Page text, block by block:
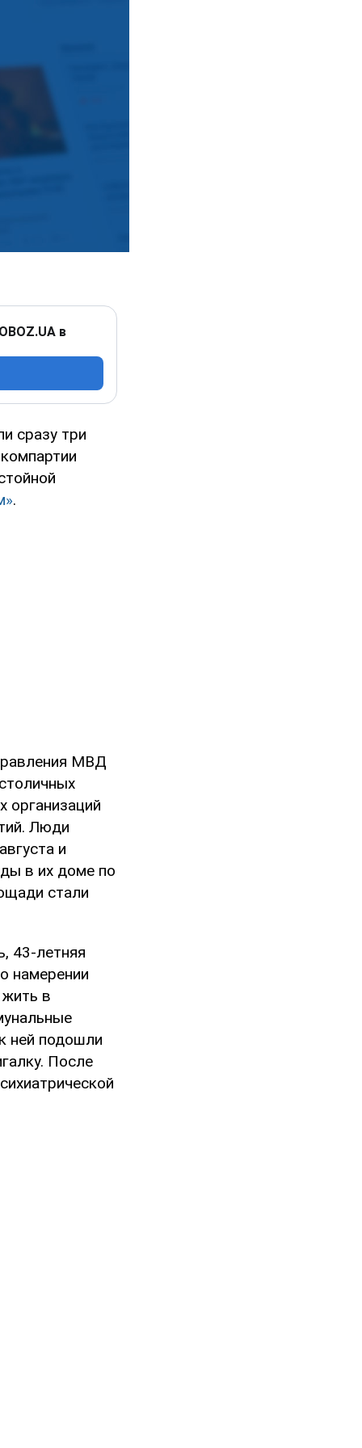
в
сразу три
.
МВД
организаций
Люди
и
в их доме по
стали
43-летняя
намерении
в
ней подошли
После